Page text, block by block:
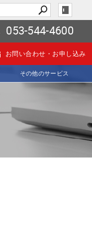
053-544-4600
お問い合わせ・ お申し込み
その他のサービス